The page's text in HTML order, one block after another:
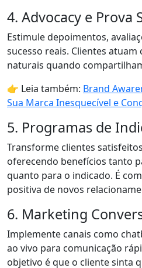
4. Advocacy e Prova
Estimule depoimentos,
sucesso reais. Clientes
naturais quando
👉 Leia também: Brand
Sua Marca Inesquecível e
5. Programas de
Transforme clientes
oferecendo benefícios tanto
quanto para o indicado. É
positiva de novos
6. Marketing
Implemente canais como
ao vivo para comunicação
objetivo é que o cliente sinta